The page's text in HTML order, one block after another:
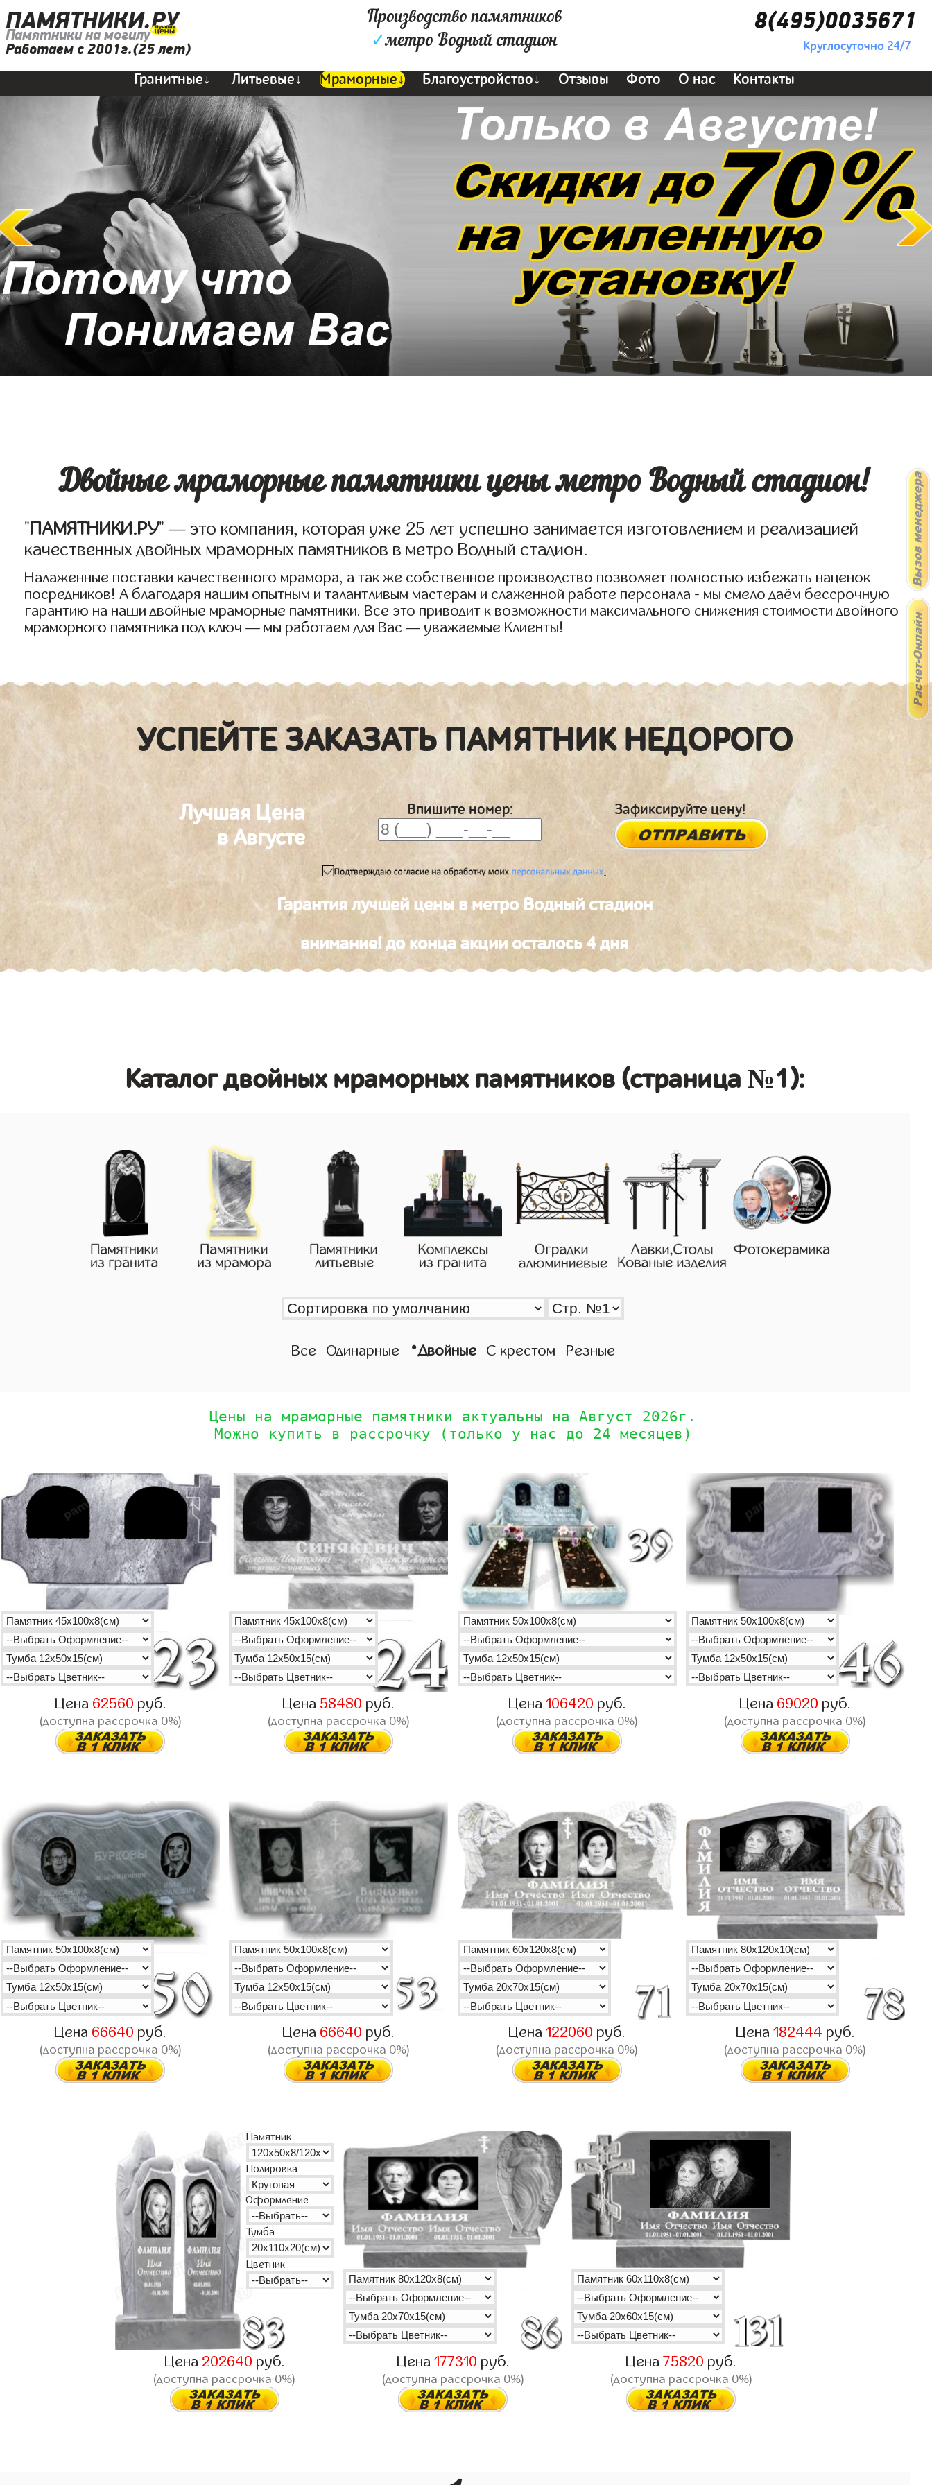
ПАМЯТНИКИ.РУ
Памятники на могилу
Работаем с 2001г.(25 лет)
Производство памятников
✓метро Водный стадион
8(495)0035671
Круглосуточно 24/7
Гранитные↓ Литьевые↓ Мраморные↓ Благоустройство↓ Отзывы Фото О нас Контакты
Двойные мраморные памятники цены метро Водный стадион!
"ПАМЯТНИКИ.РУ" — это компания, которая уже 25 лет успешно занимается изготовлением и реализацией
качественных двойных мраморных памятников в метро Водный стадион.
Налаженные поставки качественного мрамора, а так же собственное производство позволяет полностью избежать наценок
посредников! А благодаря нашим опытным и талантливым мастерам и слаженной работе персонала - мы смело даём бессрочную
гарантию на наши двойные мраморные памятники. Все это приводит к возможности максимального снижения стоимости двойного
мраморного памятника под ключ — мы работаем для Вас — уважаемые Клиенты!
УСПЕЙТЕ ЗАКАЗАТЬ ПАМЯТНИК НЕДОРОГО
Лучшая Цена
в Августе
Впишите номер: Зафиксируйте цену!
.
Гарантия лучшей цены в метро Водный стадион
внимание! до конца акции осталось 4 дня
Каталог двойных мраморных памятников (страница №1):
Все Одинарные •Двойные С крестом Резные
Цены на мраморные памятники актуальны на Август 2026г.
Можно купить в рассрочку (только у нас до 24 месяцев)
Цена 62560 руб.
(доступна рассрочка 0%)
Цена 58480 руб.
(доступна рассрочка 0%)
Цена 106420 руб.
(доступна рассрочка 0%)
Цена 69020 руб.
(доступна рассрочка 0%)
Цена 66640 руб.
(доступна рассрочка 0%)
Цена 66640 руб.
(доступна рассрочка 0%)
Цена122060 руб.
(доступна рассрочка 0%)
Цена 182444 руб.
(доступна рассрочка 0%)
Памятник
Полировка
Оформление
Тумба
Цветник
Цена 202640 руб.
(доступна рассрочка 0%)
Цена 177310 руб.
(доступна рассрочка 0%)
Цена75820 руб.
(доступна рассрочка 0%)